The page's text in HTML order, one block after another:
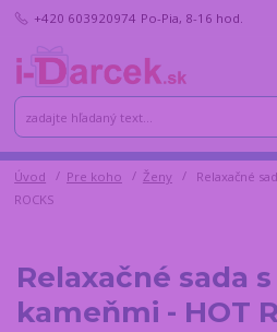
+420 603920974 Po-Pia, 8-16 hod.
Úvod Pre koho Ženy
Relaxačné
ROCKS
Relaxačné sada
kameňmi - HOT